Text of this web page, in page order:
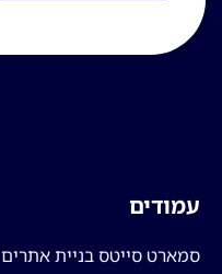
עמודים
סמארט סייטס בניית אתרים